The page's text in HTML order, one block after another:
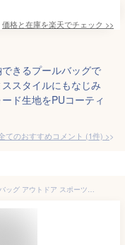
価格と在庫を楽天でチェック >>
きるプールバッグで
スタイルにもなじみ
ド生地をPUコーティ
てのおすすめコメント (1件) >
ボストン プールバッグ ビーチバッグ スイムバッグ アウトドア スポーツバッグ ショルダー 大人 メンズ レディース 男女兼用 大容量 乾湿分離 多機能バッグ 鞄 手持ち・肩かけ ピンク ブラック グレー